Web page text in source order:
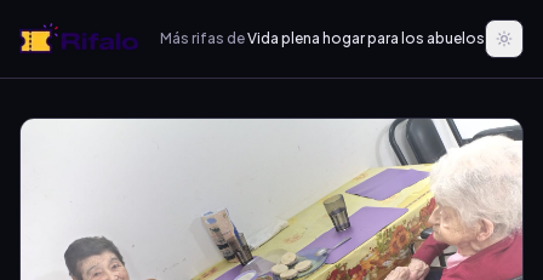
Más rifas deVida plena hogar para los abuelos